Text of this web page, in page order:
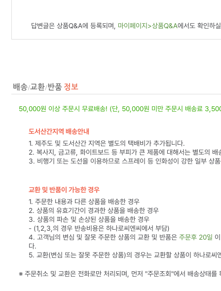
답변글은 상품Q&A에 등록되며, 마이페이지>상품Q&A에서도 확인하
50,000원 이상 주문시 무료배송! (단, 50,000원 미만 주문시 배송료
도서산간지역 배송안내
1. 제주도 및 도서산간 지역은 별도의 택배비가 추가됩니다.
2. 복사지, 금고류, 화이트보드 등 부피가 큰 제품에 대해서는 별도의
3. 비행기 또는 도선을 이용하므로 스프레이 등 인화성이 강한 일부 상
교환 및 반품이 가능한 경우
1. 주문한 내용과 다른 상품을 배송한 경우
2. 상품의 유효기간이 경과한 상품을 배송한 경우
3. 상품의 파손 및 손상된 상품을 배송한 경우
- (1,2,3,의 경우 반송비용은 하나로씨엔씨에서 부담)
4. 고객님의 변심 및 잘못 주문한 상품의 교환 및 반품은 주문후 20일
다.
5. 교환(변심 또는 잘못 주문한 상품)의 경우는 교환할 상품이 하나로씨
※ 주문취소 및 교환은 전화로만 처리되며, 먼저 "주문조회"에서 배송상태를